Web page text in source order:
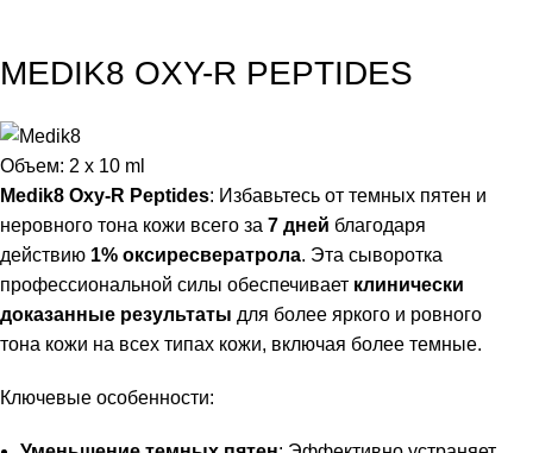
MEDIK8 OXY-R PEPTIDES
Объем: 2 x 10 ml
Medik8 Oxy-R Peptides: Избавьтесь от темных пятен и
неровного тона кожи всего за7 дней благодаря
действию 1% оксиресвератрола. Эта сыворотка
профессиональной силы обеспечивает клинически
доказанные результаты для более яркого и ровного
тона кожи на всех типах кожи, включая более темные.
Ключевые особенности: